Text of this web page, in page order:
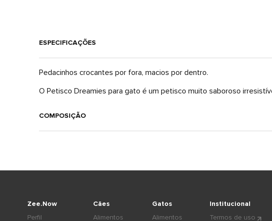
ESPECIFICAÇÕES
Pedacinhos crocantes por fora, macios por dentro.
O Petisco Dreamies para gato é um petisco muito saboroso
COMPOSIÇÃO
Cães
Alimentos
Gatos
Alimentos
Zee.Now
Perfil
Institucional
Termos de uso